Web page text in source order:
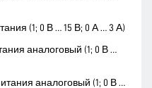
(1; 0 В … 15 В; 0 А … 3 А)
аналоговый (1; 0 В …
аналоговый (1; 0 В …